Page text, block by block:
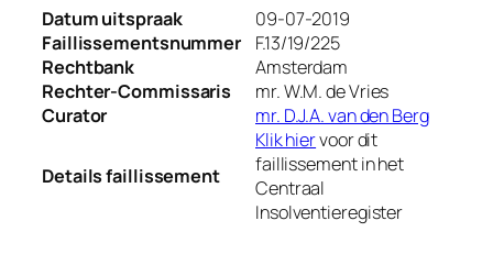
Datum uitspraak
09-07-2019
Faillissementsnummer
F.13/19/225
Rechtbank
Amsterdam
Rechter-Commissaris
mr. W.M. de Vries
Curator
mr. D.J.A. van den Berg
Details faillissement
Klik hiervoor dit
faillissement in het
Centraal
Insolventieregister